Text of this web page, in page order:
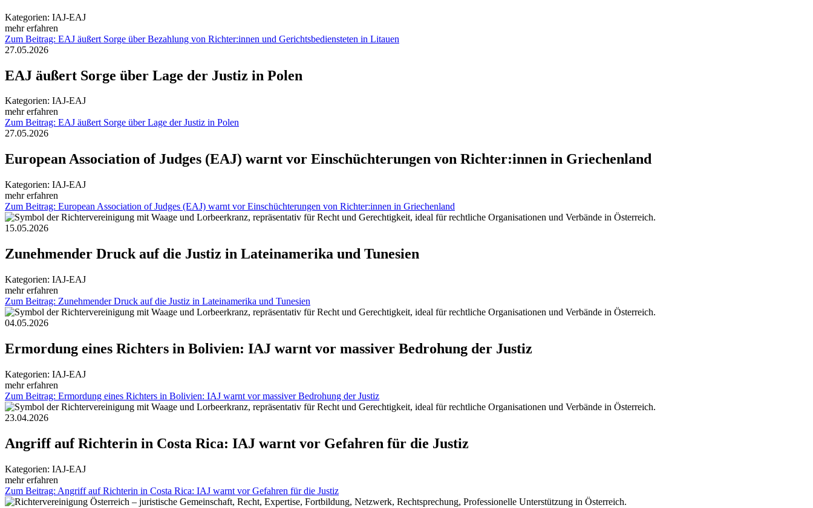
Kategorien: IAJ-EAJ
mehr erfahren
Zum Beitrag: EAJ äußert Sorge über Bezahlung von Richter:innen und Gerichtsbediensteten in Litauen
27.05.2026
EAJ äußert Sorge über Lage der Justiz in Polen
Kategorien: IAJ-EAJ
mehr erfahren
Zum Beitrag: EAJ äußert Sorge über Lage der Justiz in Polen
27.05.2026
European Association of Judges (EAJ) warnt vor Einschüchterungen von Richter:innen in Griechenland
Kategorien: IAJ-EAJ
mehr erfahren
Zum Beitrag: European Association of Judges (EAJ) warnt vor Einschüchterungen von Richter:innen in Griechenland
15.05.2026
Zunehmender Druck auf die Justiz in Lateinamerika und Tunesien
Kategorien: IAJ-EAJ
mehr erfahren
Zum Beitrag: Zunehmender Druck auf die Justiz in Lateinamerika und Tunesien
04.05.2026
Ermordung eines Richters in Bolivien: IAJ warnt vor massiver Bedrohung der Justiz
Kategorien: IAJ-EAJ
mehr erfahren
Zum Beitrag: Ermordung eines Richters in Bolivien: IAJ warnt vor massiver Bedrohung der Justiz
23.04.2026
Angriff auf Richterin in Costa Rica: IAJ warnt vor Gefahren für die Justiz
Kategorien: IAJ-EAJ
mehr erfahren
Zum Beitrag: Angriff auf Richterin in Costa Rica: IAJ warnt vor Gefahren für die Justiz